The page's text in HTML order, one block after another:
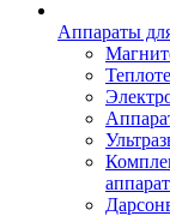
Аппараты